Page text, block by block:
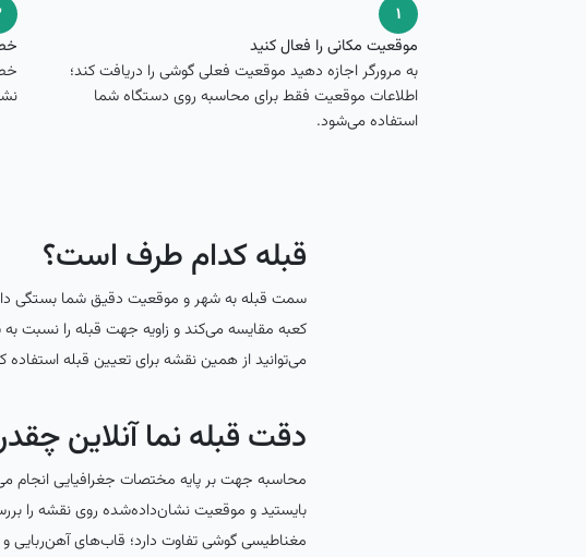
۱
موقعیت مکانی را فعال کنید
به مرورگر اجازه دهید موقعیت فعلی گوشی را دریافت کند؛
اطلاعات موقعیت فقط برای محاسبه روی دستگاه شما
استفاده می‌شود.
قبله کدام طرف است؟
سمت قبله به شهر و موقعیت دقیق شما بستگی
کعبه مقایسه می‌کند و زاویه جهت قبله را نسبت به
می‌توانید از همین نقشه برای تعیین قبله استفاده
دقت قبله نما آنلاین
محاسبه جهت بر پایه مختصات جغرافیایی انجام
بایستید و موقعیت نشان‌داده‌شده روی نقشه را
مغناطیسی گوشی تفاوت دارد؛ قاب‌های آهن‌ربایی